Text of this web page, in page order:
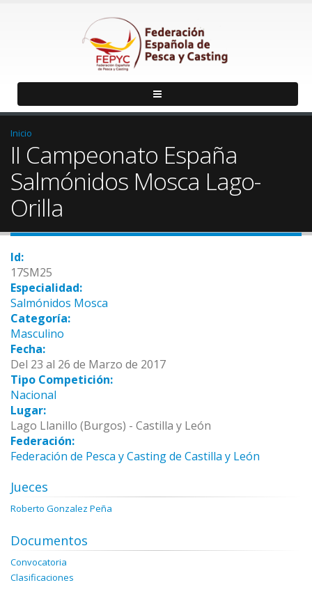
Inicio
II Campeonato España
Salmónidos Mosca Lago-
Orilla
Id:
17SM25
Especialidad:
Salmónidos Mosca
Categoría:
Masculino
Fecha:
Del 23 al 26 de Marzo de 2017
Tipo Competición:
Nacional
Lugar:
Lago Llanillo (Burgos) - Castilla y León
Federación:
Federación de Pesca y Casting de Castilla y León
Jueces
Roberto Gonzalez Peña
Documentos
Convocatoria
Clasificaciones